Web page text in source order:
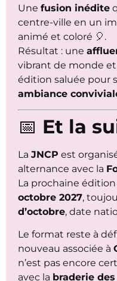
Une fusion inédite
centre-ville en un
animé et coloré 🎈.
Résultat : une
vibrant de monde
édition saluée pour
ambiance
📅 Et la
La JNCP est
alternance avec la
La prochaine
octobre 2027,
d’octobre, date
Le format reste à
nouveau associée à
n’est pas encore
avec la braderie